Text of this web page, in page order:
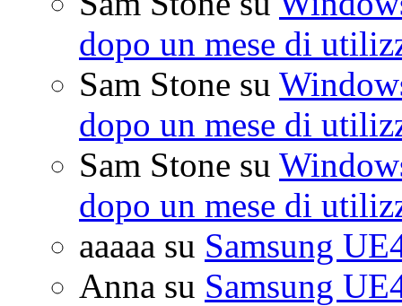
dopo un mese di
Sam Stone su
dopo un mese di
Sam Stone su
dopo un mese di
aaaaa su Samsung
Anna su Samsung